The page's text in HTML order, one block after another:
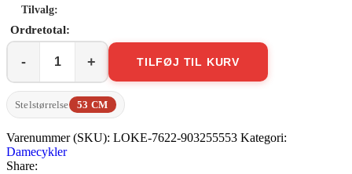
Centurion
Helium
Dame
antal
TILFØJ TIL KURV
Stelstørrelse 53 CM
Varenummer (SKU): LOKE-7622-903255553 Kategori:
Damecykler
Share: